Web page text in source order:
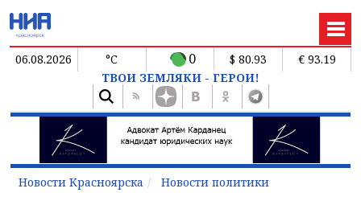
06.08.2026 °C 0 $ 80.93
€ 93.19
ТВОИ ЗЕМЛЯКИ - ГЕРОИ!
Новости Красноярска Новости политики